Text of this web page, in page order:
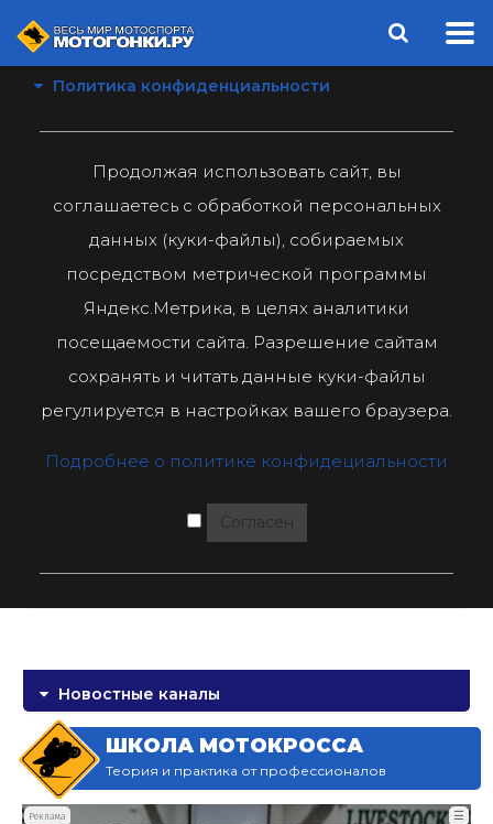
Политика конфиденциальности
Продолжая использовать сайт, вы
соглашаетесь с обработкой персональных
данных (куки-файлы), собираемых
посредством метрической программы
Яндекс.Метрика, в целях аналитики
посещаемости сайта. Разрешение сайтам
сохранять и читать данные куки-файлы
регулируется в настройках вашего браузера.
Подробнее о политике конфидециальности
Согласен
Новостные каналы
ШКОЛА МОТОКРОССА
Теория и практика от профессионалов
Реклама ☰